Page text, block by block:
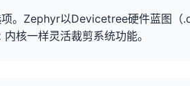
。Zephyr以Devicetree硬件蓝图（
核一样灵活裁剪系统功能。